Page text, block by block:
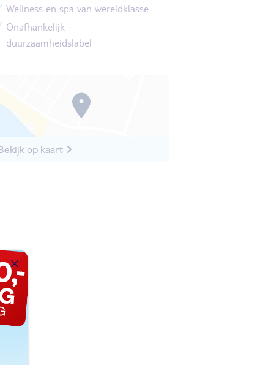
Wellness en spa van wereldklasse
Onafhankelijk
duurzaamheidslabel
Bekijk op kaart